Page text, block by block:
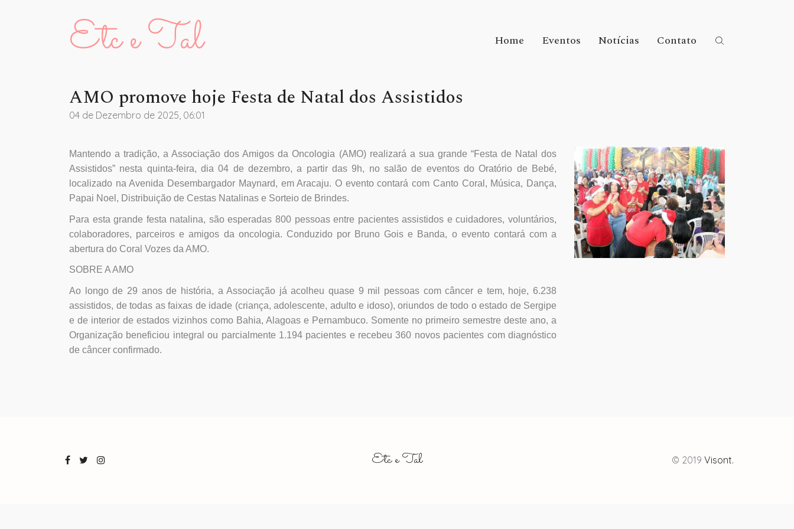
Etc e Tal Home Eventos Notícias Contato
AMO promove hoje Festa de Natal dos Assistidos
04 de Dezembro de 2025, 06:01
Mantendo a tradição, a Associação dos Amigos da Oncologia (AMO) realizará a sua grande “Festa de Natal dos
Assistidos” nesta quinta-feira, dia 04 de dezembro, a partir das 9h, no salão de eventos do Oratório de Bebé,
localizado na Avenida Desembargador Maynard, em Aracaju. O evento contará com Canto Coral, Música, Dança,
Papai Noel, Distribuição de Cestas Natalinas e Sorteio de Brindes.
Para esta grande festa natalina, são esperadas 800 pessoas entre pacientes assistidos e cuidadores, voluntários,
colaboradores, parceiros e amigos da oncologia. Conduzido por Bruno Gois e Banda, o evento contará com a
abertura do Coral Vozes da AMO.
SOBRE A AMO
Ao longo de 29 anos de história, a Associação já acolheu quase 9 mil pessoas com câncer e tem, hoje, 6.238
assistidos, de todas as faixas de idade (criança, adolescente, adulto e idoso), oriundos de todo o estado de Sergipe
e de interior de estados vizinhos como Bahia, Alagoas e Pernambuco. Somente no primeiro semestre deste ano, a
Organização beneficiou integral ou parcialmente 1.194 pacientes e recebeu 360 novos pacientes com diagnóstico
de câncer confirmado.
Etc e Tal © 2019 Visont.